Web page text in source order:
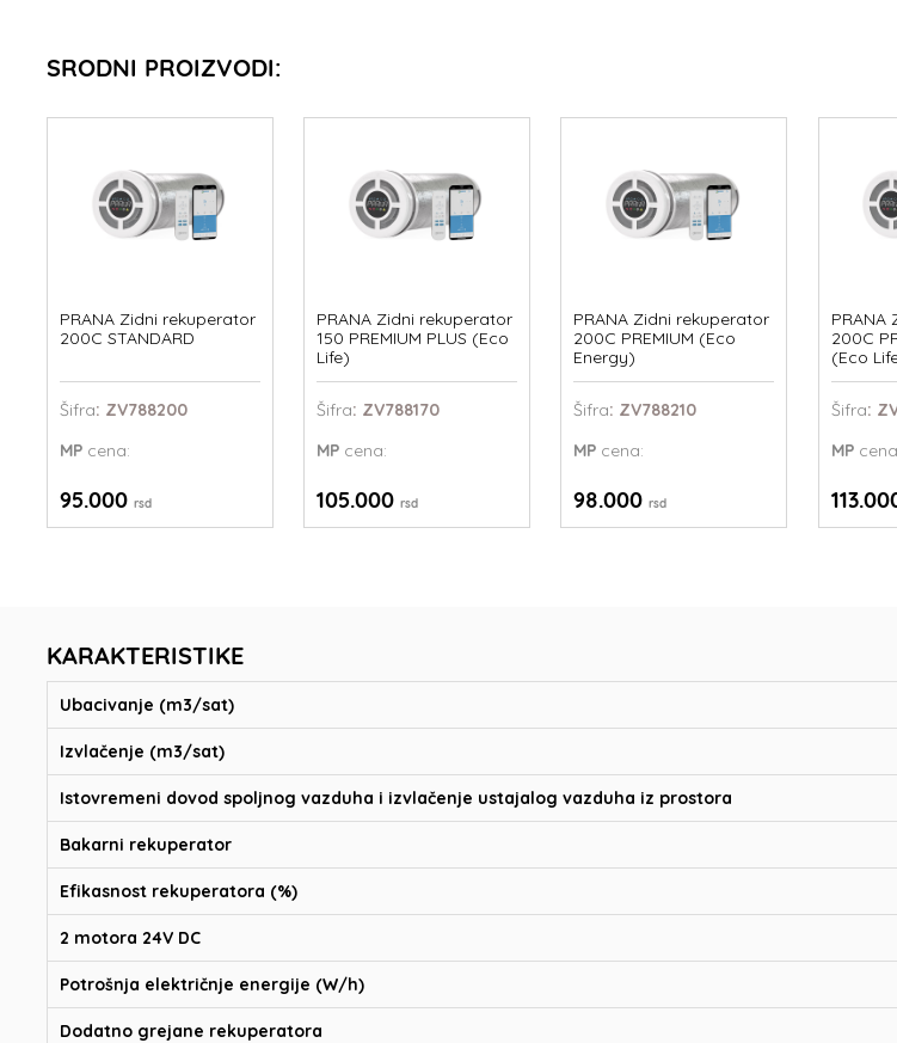
SRODNI PROIZVODI:
PRANA Zidni rekuperator
200C STANDARD
Šifra: ZV788200
MP cena:
95.000 rsd
PRANA Zidni rekuperator
150 PREMIUM PLUS (Eco
Life)
Šifra: ZV788170
MP cena:
105.000rsd
PRANA Zidni rekuperator
200C PREMIUM (Eco
Energy)
Šifra: ZV788210
MP cena:
98.000rsd
PRANA
200C
(Eco
Šifra:
MP
KARAKTERISTIKE
Ubacivanje (m3/sat)
Izvlačenje (m3/sat)
Istovremeni dovod spoljnog vazduha i izvlačenje ustajalog vazduha iz prostora
Bakarni rekuperator
Efikasnost rekuperatora (%)
2 motora 24V DC
Potrošnja električnje energije (W/h)
Dodatno grejane rekuperatora